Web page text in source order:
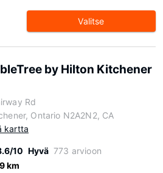
Valitse
by Hilton Kitchener
Rd
Ontario N2A2N2, CA
kartta
10 Hyvä 773 arvioon
km